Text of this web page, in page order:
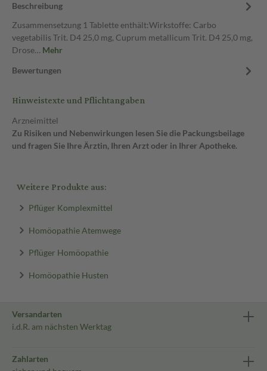
Beschreibung
Zusammensetzung 1 Tablette enthält:Wirkstoffe: Carbo
vegetabilis Trit. D4 25,0 mg, Cuprum metallicum Trit. D4 25,0 mg,
Drose… Mehr
Bewertungen
Hinweistexte und Pflichtangaben
Arzneimittel
Zu Risiken und Nebenwirkungen lesen Sie die Packungsbeilage
und fragen Sie Ihre Ärztin, Ihren Arzt oder in Ihrer Apotheke.
Weitere Produkte aus:
Pflüger Komplexmittel
Homöopathie Atemwege
Pflüger Homöopathie
Homöopathie Husten
Versandarten
i.d.R. am nächsten Werktag
Zahlarten